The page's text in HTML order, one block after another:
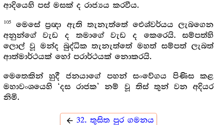
ආදියෙහි පස් මසක් ද රාජ්‍යය කරවීය.
105මෙසේ ප්‍රඥා ඇති තැනැත්තේ ඓශ්වර්යය ලැබගෙන
අනුන්ගේ වැඩ ද තමාගේ වැඩ ද කෙරෙයි. සම්පත්හි
ලොල් වූ මන්ද බුද්ධික තැනැත්තේ මහත් සම්පත් ලැබත්
ආත්මාර්ථයක් හෝ පරාර්ථයක් නොකරයි.
මෙතෙකින් හුදී ජනයාගේ පහන් සංවේගය පිණිස කළ
මහාවංශයෙහි ‘දස රාජක’ නම් වූ තිස් තුන් වන අදියර
නිමි.
arrow_back 32. තුසිත පුර ගමනය